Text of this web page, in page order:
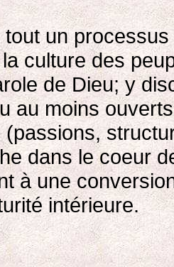
un
culture des
de Dieu; y
au moins
dans le coeur
à une
intérieure.